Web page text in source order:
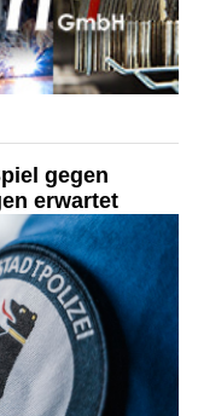
gegen
erwartet